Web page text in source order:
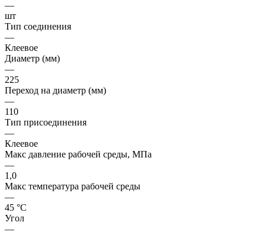
—
шт
Тип соединения
—
Клеевое
Диаметр (мм)
—
225
Переход на диаметр (мм)
—
110
Тип присоединения
—
Клеевое
Макс давление рабочей среды, МПа
—
1,0
Макс температура рабочей среды
—
45 °С
Угол
—